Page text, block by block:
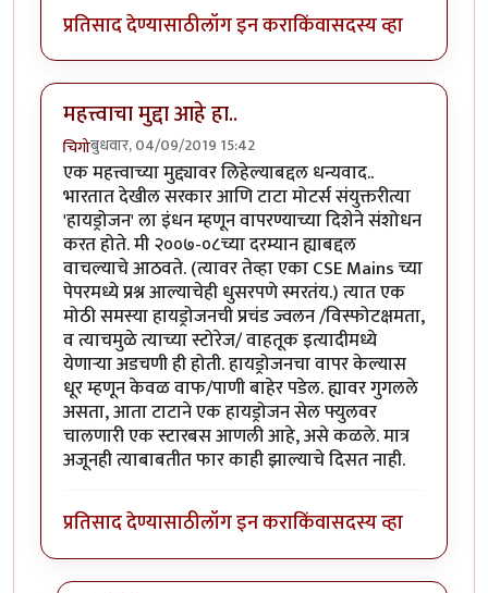
प्रतिसाद देण्यासाठीलॉग इन कराकिंवासदस्य व्हा
महत्त्वाचा मुद्दा आहे हा..
चिगोबुधवार, 04/09/2019 15:42
एक महत्त्वाच्या मुद्द्यावर लिहेल्याबद्दल धन्यवाद..
भारतात देखील सरकार आणि टाटा मोटर्स संयुक्तरीत्या
'हायड्रोजन' ला इंधन म्हणून वापरण्याच्या दिशेने संशोधन
करत होते. मी २००७-०८च्या दरम्यान ह्याबद्दल
वाचल्याचे आठवते. (त्यावर तेव्हा एका CSE Mains च्या
पेपरमध्ये प्रश्न आल्याचेही धुसरपणे स्मरतंय.) त्यात एक
मोठी समस्या हायड्रोजनची प्रचंड ज्वलन /विस्फोटक्षमता,
व त्याचमुळे त्याच्या स्टोरेज/ वाहतूक इत्यादीमध्ये
येणार्‍या अडचणी ही होती. हायड्रोजनचा वापर केल्यास
धूर म्हणून केवळ वाफ/पाणी बाहेर पडेल. ह्यावर गुगलले
असता, आता टाटाने एक हायड्रोजन सेल फ्युलवर
चालणारी एक स्टारबस आणली आहे, असे कळले. मात्र
अजूनही त्याबाबतीत फार काही झाल्याचे दिसत नाही.
प्रतिसाद देण्यासाठीलॉग इन कराकिंवासदस्य व्हा